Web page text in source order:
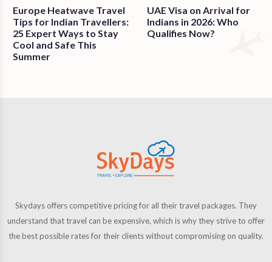
Europe Heatwave Travel
Tips for Indian Travellers:
25 Expert Ways to Stay
Cool and Safe This
Summer
UAE Visa on Arrival for
Indians in 2026: Who
Qualifies Now?
Skydays offers competitive pricing for all their travel packages. They
understand that travel can be expensive, which is why they strive to offer
the best possible rates for their clients without compromising on quality.